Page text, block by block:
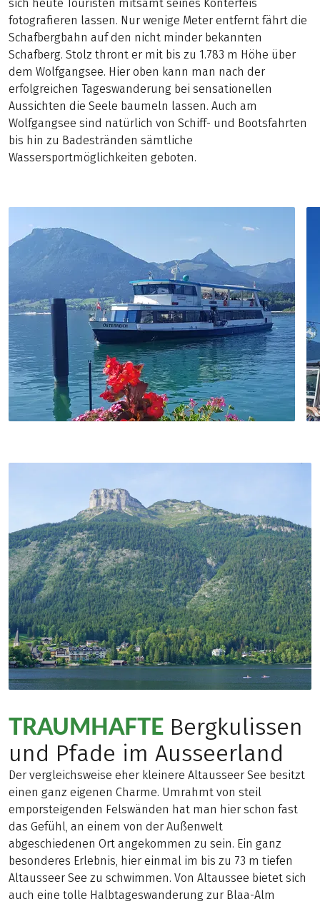
sich heute Touristen mitsamt seines Konterfeis
fotografieren lassen. Nur wenige Meter entfernt fährt die
Schafbergbahn auf den nicht minder bekannten
Schafberg. Stolz thront er mit bis zu 1.783 m Höhe über
dem Wolfgangsee. Hier oben kann man nach der
erfolgreichen Tageswanderung bei sensationellen
Aussichten die Seele baumeln lassen. Auch am
Wolfgangsee sind natürlich von Schiff- und Bootsfahrten
bis hin zu Badestränden sämtliche
Wassersportmöglichkeiten geboten.
TRAUMHAFTE Bergkulissen
und Pfade im Ausseerland
Der vergleichsweise eher kleinere Altausseer See besitzt
einen ganz eigenen Charme. Umrahmt von steil
emporsteigenden Felswänden hat man hier schon fast
das Gefühl, an einem von der Außenwelt
abgeschiedenen Ort angekommen zu sein. Ein ganz
besonderes Erlebnis, hier einmal im bis zu 73 m tiefen
Altausseer See zu schwimmen. Von Altaussee bietet sich
auch eine tolle Halbtageswanderung zur Blaa-Alm